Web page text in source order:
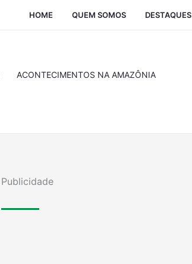
HOME QUEM SOMOS DESTAQUES
ACONTECIMENTOS NA AMAZÔNIA
Publicidade